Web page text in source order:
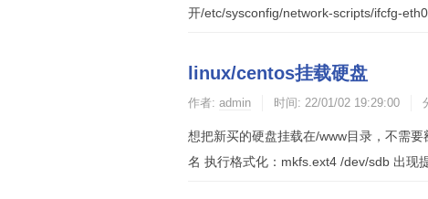
开/etc/sysconfig/network-scripts/ifcfg-
linux/centos挂载硬盘
作者: admin 时间: 22/01/02 19:29:00
想把新买的硬盘挂载在/www目录，不需
名 执行格式化：mkfs.ext4 /dev/sdb 出现